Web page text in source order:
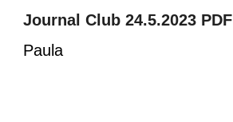
Journal Club 24.5.2023 PDF
Paula